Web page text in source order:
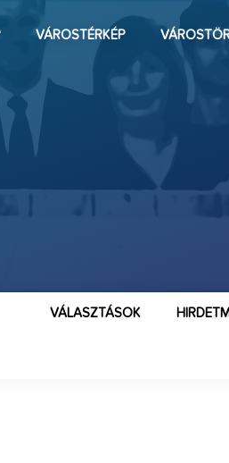
VÁROSTÉRKÉP
VÁLASZTÁSOK